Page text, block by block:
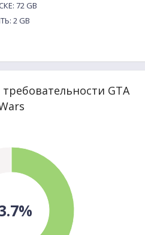
72 GB
2 GB
GTA